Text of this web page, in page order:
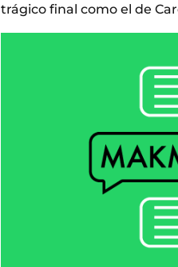
trágico final como el de